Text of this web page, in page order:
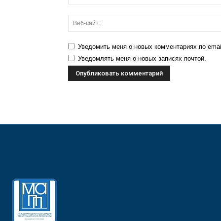
Уведомить меня о новых комментариях по
Уведомлять меня о новых записях почтой.